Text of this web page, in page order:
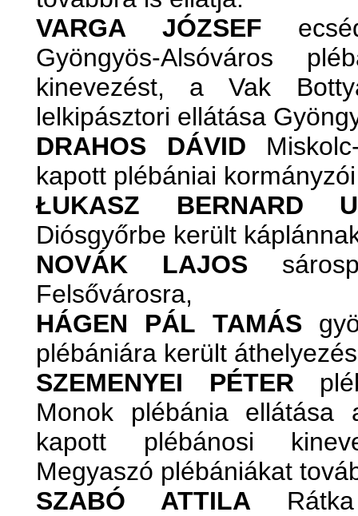
VARGA JÓZSEF
Gyöngyös-Alsóváros
kinevezést, a Vak
lelkipásztori ellátása
DRAHOS DÁVID
kapott plébániai
ŁUKASZ BERNARD
Diósgyőrbe került
NOVÁK LAJOS
Felsővárosra,
HÁGEN PÁL TAMÁS
plébániára került
SZEMENYEI PÉTER
Monok plébánia ellátása
kapott plébánosi
Megyaszó plébániákat
SZABÓ ATTILA Rátka